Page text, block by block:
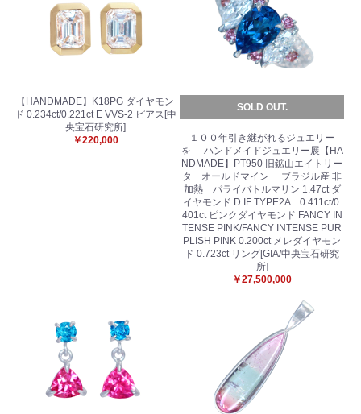
【HANDMADE】K18PG ダイヤモン
ド 0.234ct/0.221ct E VVS-2 ピアス[中
央宝石研究所]
￥220,000
SOLD OUT.
１００年引き継がれるジュエリー
を- ハンドメイドジュエリー展【HA
NDMADE】PT950 旧鉱山エイトリー
タ オールドマイン ブラジル産 非
加熱 パライバトルマリン 1.47ct ダ
イヤモンド D IF TYPE2A 0.411ct/0.
401ct ピンクダイヤモンド FANCY IN
TENSE PINK/FANCY INTENSE PUR
PLISH PINK 0.200ct メレダイヤモン
ド 0.723ct リング[GIA/中央宝石研究
所]
￥27,500,000